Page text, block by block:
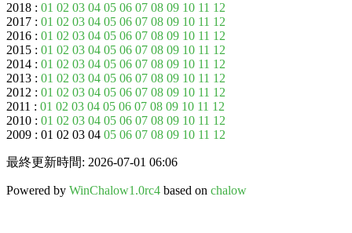
2018 : 01 02 03 04 05 06 07 08 09 10 11 12
2017 : 01 02 03 04 05 06 07 08 09 10 11 12
2016 : 01 02 03 04 05 06 07 08 09 10 11 12
2015 : 01 02 03 04 05 06 07 08 09 10 11 12
2014 : 01 02 03 04 05 06 07 08 09 10 11 12
2013 : 01 02 03 04 05 06 07 08 09 10 11 12
2012 : 01 02 03 04 05 06 07 08 09 10 11 12
2011 : 01 02 03 04 05 06 07 08 09 10 11 12
2010 : 01 02 03 04 05 06 07 08 09 10 11 12
2009 : 01 02 03 04 05 06 07 08 09 10 11 12
最終更新時間: 2026-07-01 06:06
Powered by WinChalow1.0rc4 based on chalow